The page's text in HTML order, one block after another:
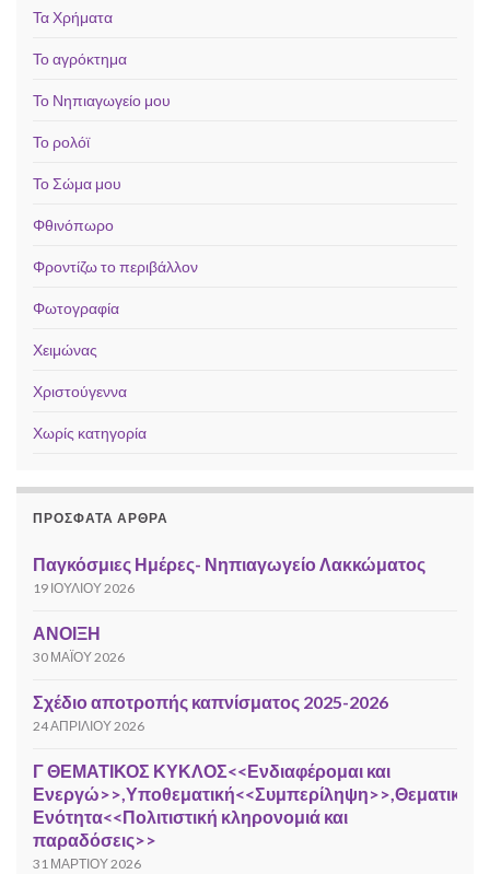
Τα Χρήματα
Το αγρόκτημα
Το Νηπιαγωγείο μου
Το ρολόϊ
Το Σώμα μου
Φθινόπωρο
Φροντίζω το περιβάλλον
Φωτογραφία
Χειμώνας
Χριστούγεννα
Χωρίς κατηγορία
ΠΡΌΣΦΑΤΑ ΆΡΘΡΑ
Παγκόσμιες Ημέρες- Νηπιαγωγείο Λακκώματος
19 ΙΟΥΛΊΟΥ 2026
ΑΝΟΙΞΗ
30 ΜΑΪ́ΟΥ 2026
Σχέδιο αποτροπής καπνίσματος 2025-2026
24 ΑΠΡΙΛΊΟΥ 2026
Γ ΘΕΜΑΤΙΚΟΣ ΚΥΚΛΟΣ<<Ενδιαφέρομαι και
Ενεργώ>>,Υποθεματική<<Συμπερίληψη>>,Θεματική
Ενότητα<<Πολιτιστική κληρονομιά και
παραδόσεις>>
31 ΜΑΡΤΊΟΥ 2026